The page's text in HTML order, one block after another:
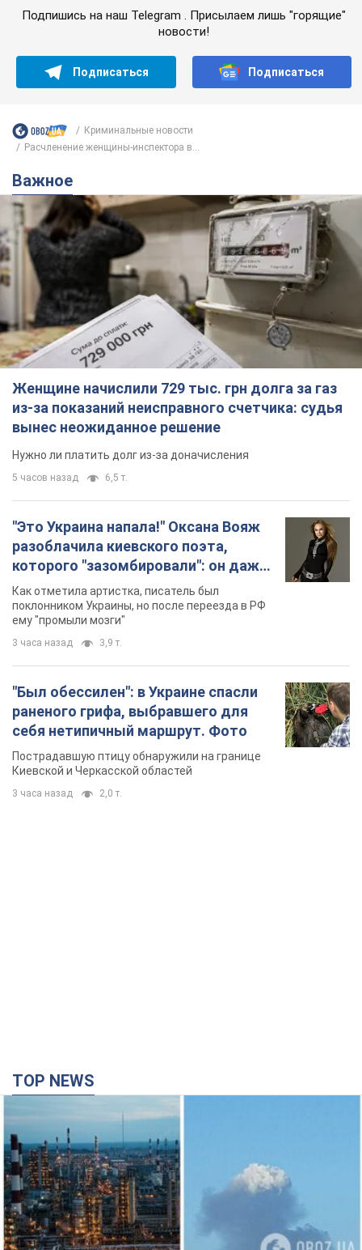
Подпишись на наш Telegram . Присылаем лишь "горящие"
новости!
Подписаться Подписаться
Криминальные новости
Расчленение женщины-инспектора в...
Важное
Женщине начислили 729 тыс. грн долга за газ
из-за показаний неисправного счетчика: судья
вынес неожиданное решение
Нужно ли платить долг из-за доначисления
5 часов назад 6,5 т.
"Это Украина напала!" Оксана Вояж
разоблачила киевского поэта,
которого "зазомбировали": он даже
русского не знал, а теперь хочет
геноцида украинцев
Как отметила артистка, писатель был
поклонником Украины, но после переезда в РФ
ему "промыли мозги"
3 часа назад 3,9 т.
"Был обессилен": в Украине спасли
раненого грифа, выбравшего для
себя нетипичный маршрут. Фото
Пострадавшую птицу обнаружили на границе
Киевской и Черкасской областей
3 часа назад 2,0 т.
TOP NEWS